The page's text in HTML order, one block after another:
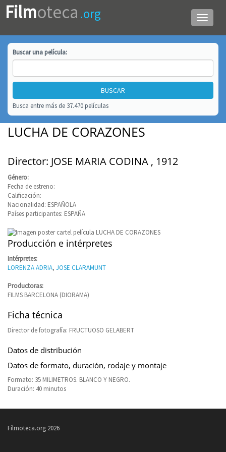
Menú
de
Filmoteca .org
Buscar unapelícula:
Busca entre más de 37.470 películas
LUCHA DE CORAZONES
Director: JOSE MARIA CODINA , 1912
Género:
Fecha de estreno:
Calificación:
Nacionalidad: ESPAÑOLA
Países participantes: ESPAÑA
Producción e intérpretes
Intérpretes:
LORENZA ADRIA, JOSE CLARAMUNT
Productoras:
FILMS BARCELONA (DIORAMA)
Ficha técnica
Director de fotografía: FRUCTUOSO GELABERT
Datos de distribución
Datos de formato, duración, rodaje y montaje
Formato: 35 MILIMETROS. BLANCO Y NEGRO.
Duración: 40 minutos
Filmoteca.org 2026